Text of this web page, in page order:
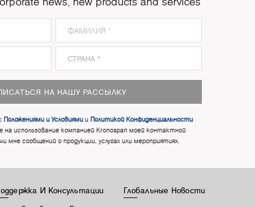
НА НАШУ РАССЫЛКУ
Положениями и Условиямии Политикой Конфиденциальности
на использование компанией Kronospan моей контактной
мне сообщений о продукции, услугах или мероприятиях.
И Консультации Глобальные Новости